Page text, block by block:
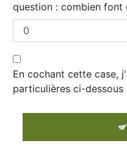
question : combien font
En cochant cette case,
particulières ci-dessous